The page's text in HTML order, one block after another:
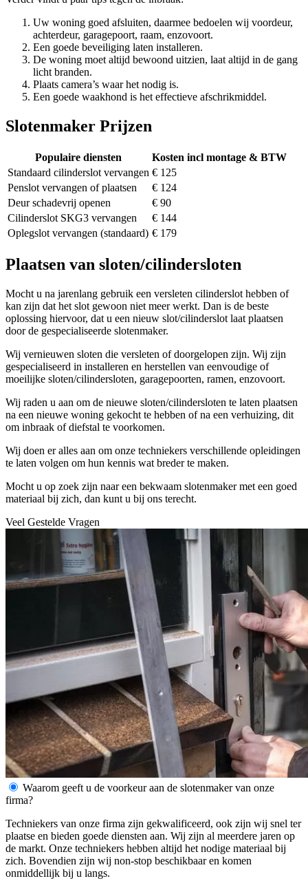
Uw woning goed afsluiten, daarmee bedoelen wij voordeur,
achterdeur, garagepoort, raam, enzovoort.
Een goede beveiliging laten installeren.
De woning moet altijd bewoond uitzien, laat altijd in de gang
licht branden.
Plaats camera’s waar het nodig is.
Een goede waakhond is het effectieve afschrikmiddel.
Slotenmaker Prijzen
Populaire diensten
Kosten incl montage & BTW
Standaard cilinderslot vervangen € 125
Penslot vervangen of plaatsen
€ 124
Deur schadevrij openen
€ 90
Cilinderslot SKG3 vervangen
€ 144
Oplegslot vervangen (standaard) € 179
Plaatsen van sloten/cilindersloten
Mocht u na jarenlang gebruik een versleten cilinderslot hebben of
kan zijn dat het slot gewoon niet meer werkt. Dan is de beste
oplossing hiervoor, dat u een nieuw slot/cilinderslot laat plaatsen
door de gespecialiseerde slotenmaker.
Wij vernieuwen sloten die versleten of doorgelopen zijn. Wij zijn
gespecialiseerd in installeren en herstellen van eenvoudige of
moeilijke sloten/cilindersloten, garagepoorten, ramen, enzovoort.
Wij raden u aan om de nieuwe sloten/cilindersloten te laten plaatsen
na een nieuwe woning gekocht te hebben of na een verhuizing, dit
om inbraak of diefstal te voorkomen.
Wij doen er alles aan om onze techniekers verschillende opleidingen
te laten volgen om hun kennis wat breder te maken.
Mocht u op zoek zijn naar een bekwaam slotenmaker met een goed
materiaal bij zich, dan kunt u bij ons terecht.
Veel Gestelde Vragen
Waarom geeft u de voorkeur aan de slotenmaker van onze
firma?
Techniekers van onze firma zijn gekwalificeerd, ook zijn wij snel ter
plaatse en bieden goede diensten aan. Wij zijn al meerdere jaren op
de markt. Onze techniekers hebben altijd het nodige materiaal bij
zich. Bovendien zijn wij non-stop beschikbaar en komen
onmiddellijk bij u langs.